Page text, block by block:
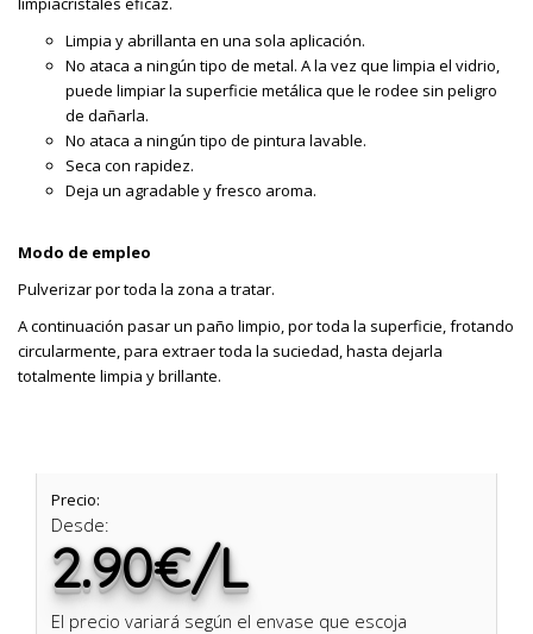
Limpia y abrillanta en una sola aplicación.
No ataca a ningún tipo de metal. A la vez que limpia el vidrio,
puede limpiar la superficie metálica que le rodee sin peligro
de dañarla.
No ataca a ningún tipo de pintura lavable.
Seca con rapidez.
Deja un agradable y fresco aroma.
Modo de empleo
Pulverizar por toda la zona a tratar.
A continuación pasar un paño limpio, por toda la superficie, frotando
circularmente, para extraer toda la suciedad, hasta dejarla
totalmente limpia y brillante.
Precio:
Desde:
2.90€/L
El precio variará según el envase que escoja